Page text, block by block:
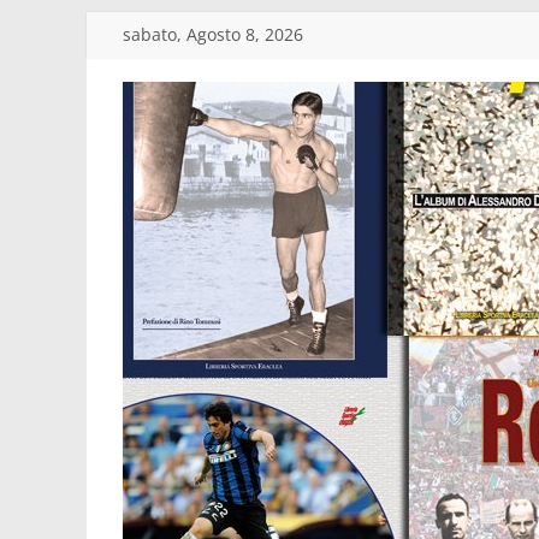
Salta
contenuto
sabato, Agosto 8, 2026
Edizioni
Eraclea
Casa
editrice